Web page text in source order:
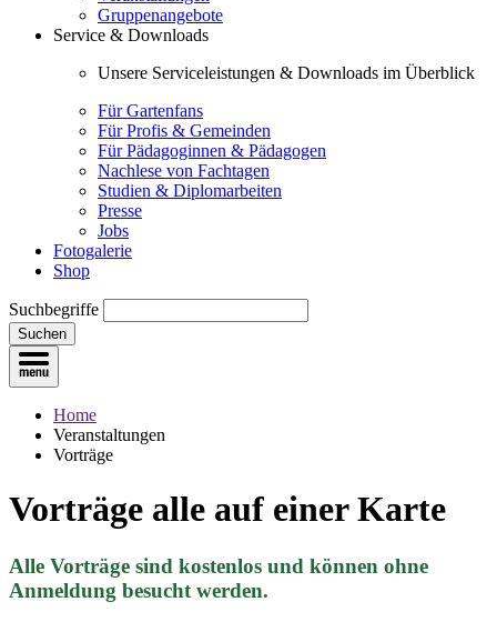
Gruppenangebote
Service & Downloads
Unsere Serviceleistungen & Downloads im Überblick
Für Gartenfans
Für Profis & Gemeinden
Für Pädagoginnen & Pädagogen
Nachlese von Fachtagen
Studien & Diplomarbeiten
Presse
Jobs
Fotogalerie
Shop
Suchbegriffe
Suchen
Home
Veranstaltungen
Vorträge
Vorträge alle auf einer Karte
Alle Vorträge sind kostenlos und können ohne
Anmeldung besucht werden.